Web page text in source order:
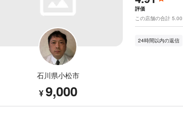
石川県小松市
¥9,000
評価
この店舗の合計 5.00
24時間以内の返信